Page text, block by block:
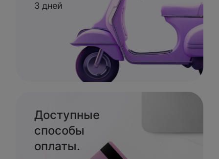
3 дней
Доступные
способы
оплаты.